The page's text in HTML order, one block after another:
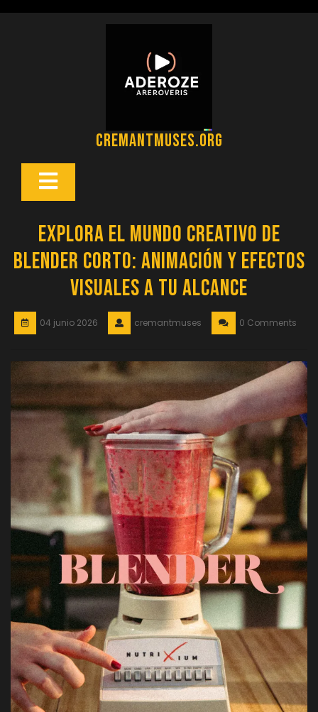
cremantmuses.org
Botón
Explora el Mundo Creativo de
Blender Corto: Animación y Efectos
Visuales a tu Alcance
04 junio 2026 cremantmuses 0 Comments